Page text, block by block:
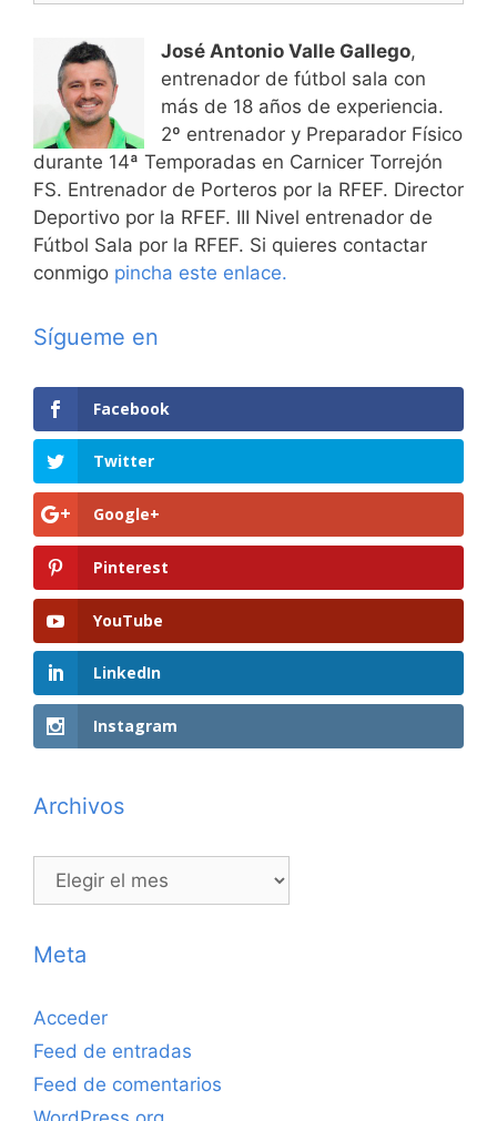
José Antonio Valle Gallego,
entrenador de fútbol sala con
más de 18 años de experiencia.
2º entrenador y Preparador Físico
durante 14ª Temporadas en Carnicer Torrejón
FS. Entrenador de Porteros por la RFEF. Director
Deportivo por la RFEF. III Nivel entrenador de
Fútbol Sala por la RFEF. Si quieres contactar
conmigo pincha este enlace.
Sígueme en
Facebook
Twitter
Google+
Pinterest
YouTube
LinkedIn
Instagram
Archivos
Archivos
Meta
Acceder
Feed de entradas
Feed de comentarios